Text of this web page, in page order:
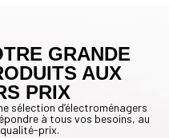
GRANDE
AUX
PRIX
sélection d’électroménagers
à tous vos besoins, au
prix.